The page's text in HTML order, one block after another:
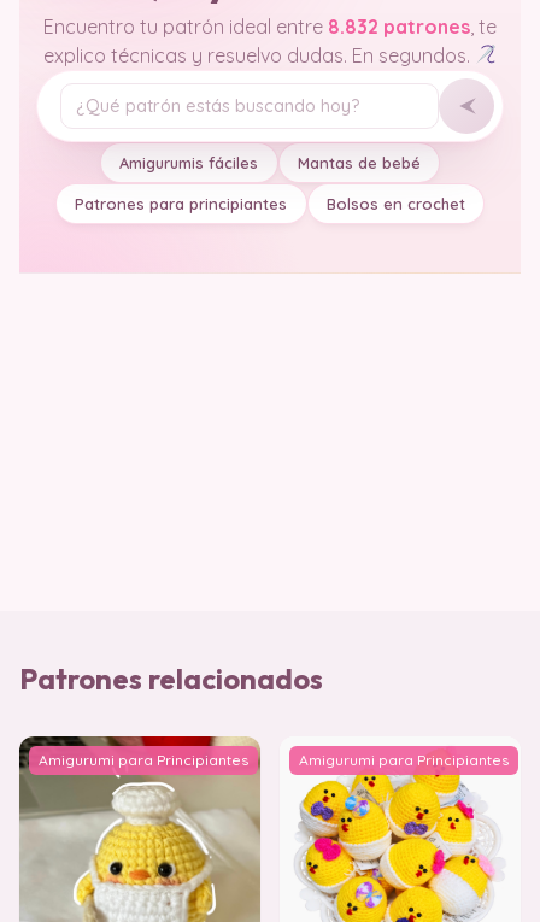
Encuentro tu patrón ideal entre 8.832 patrones , te
explico técnicas y resuelvo dudas. En segundos.
Tu pregunta
Amigurumis fáciles Mantas de bebé
Patrones para principiantes Bolsos en crochet
Patrones relacionados
Amigurumi para Principiantes Amigurumi para Principiantes